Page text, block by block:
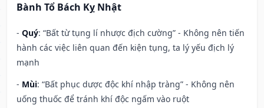
Bành Tổ Bách Kỵ Nhật
- Quý: “Bất từ tụng lí nhược địch cường” - Không nên tiến
hành các việc liên quan đến kiện tụng, ta lý yếu địch lý
mạnh
- Mùi: “Bất phục dược độc khí nhập tràng” - Không nên
uống thuốc để tránh khí độc ngấm vào ruột